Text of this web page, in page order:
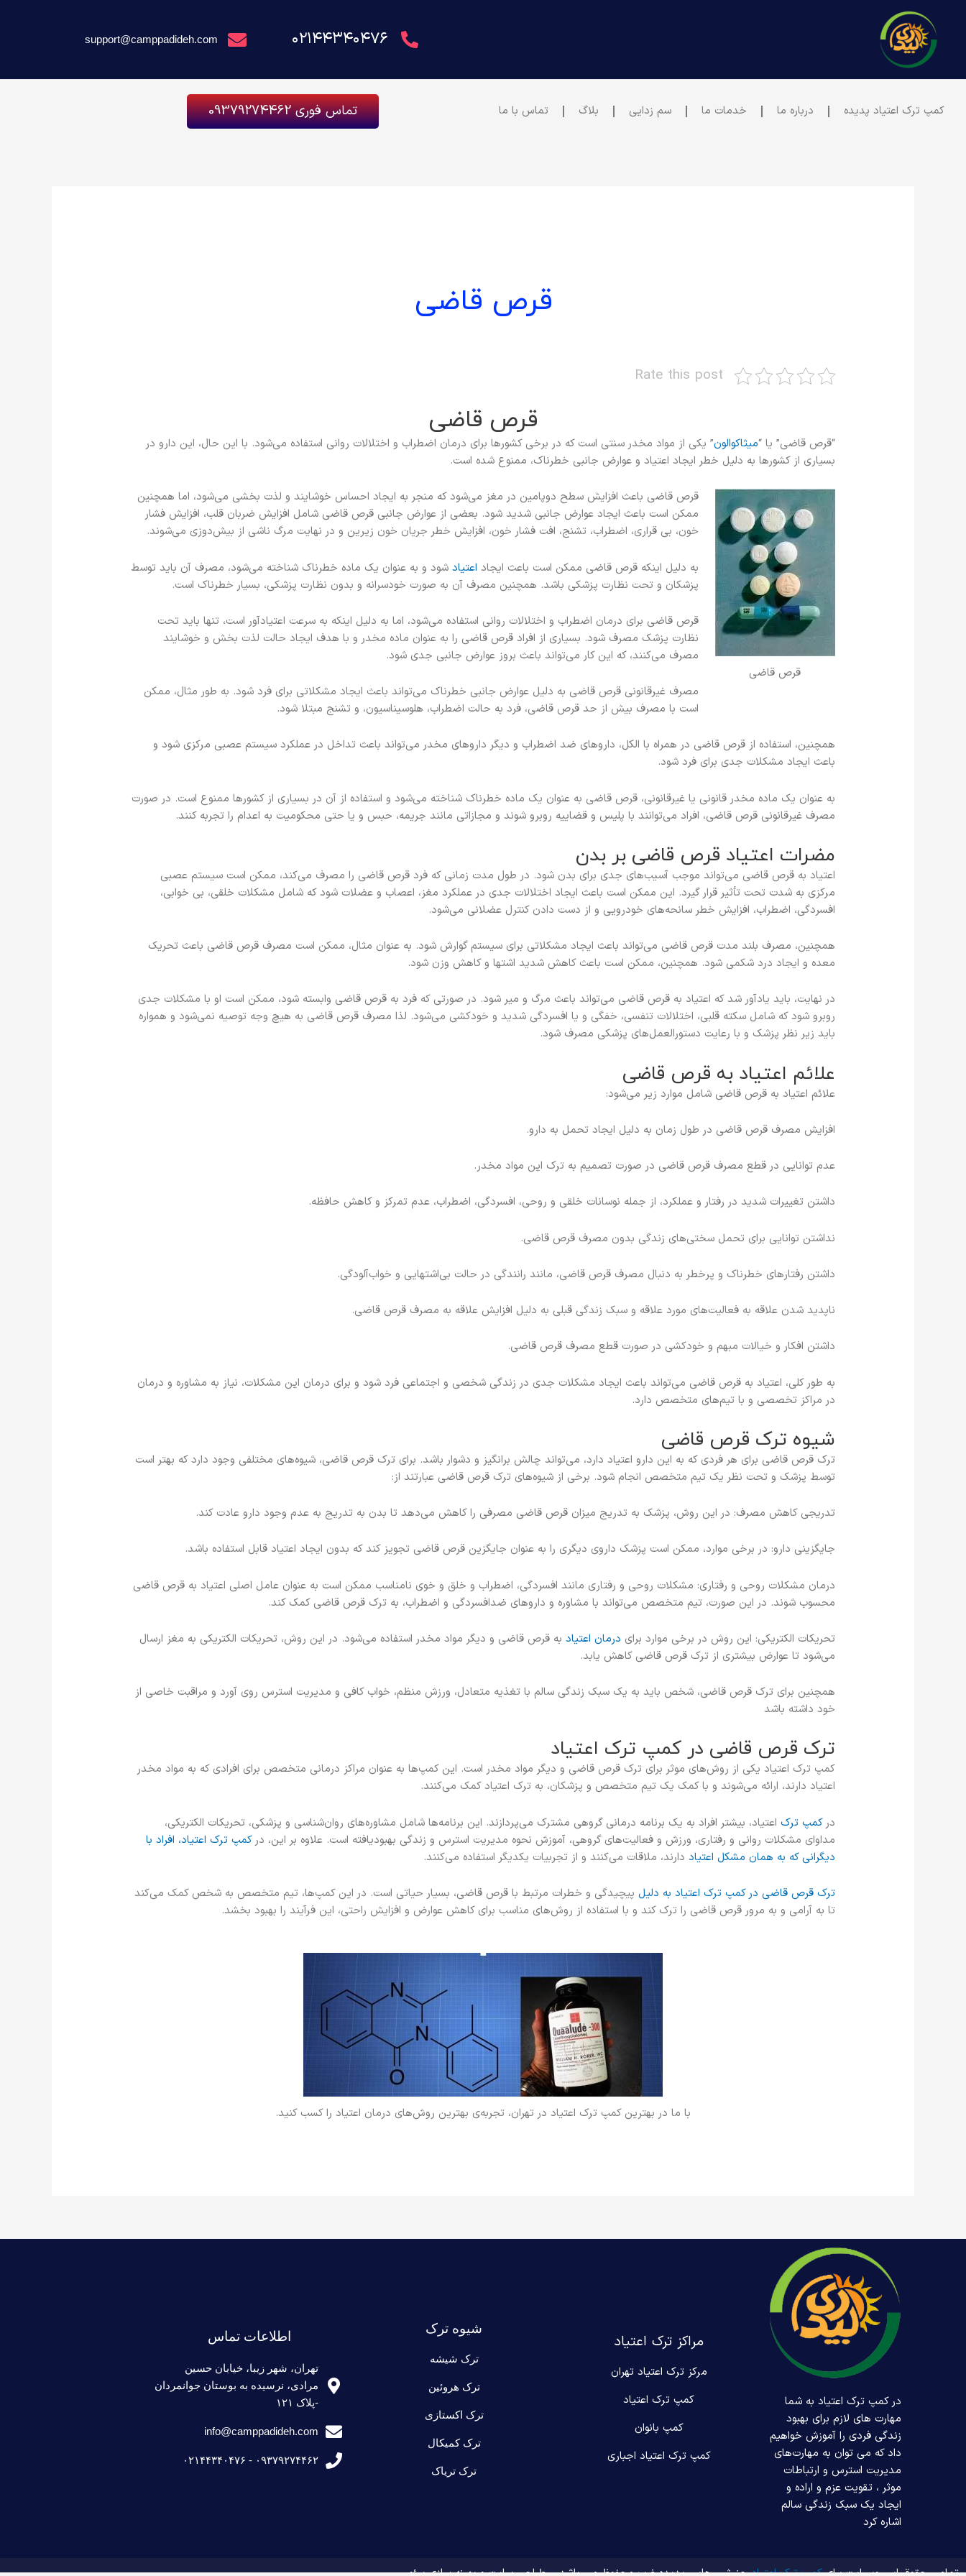
۰۲۱۴۴۳۴۰۴۷۶ support@camppadideh.com
کمپ ترک اعتیاد پدیده درباره ما خدمات ما سم زدایی بلاگ تماس با ما تماس فوری 09379274462
قرص قاضی
Rate this post
قرص قاضی
“قرص قاضی” یا “میثاکوالون” یکی از مواد مخدر سنتی است که در برخی کشورها برای درمان اضطراب و اختلالات روانی استفاده می‌شود. با این حال، این دارو در
بسیاری از کشورها به دلیل خطر ایجاد اعتیاد و عوارض جانبی خطرناک، ممنوع شده است.
قرص قاضی
قرص قاضی باعث افزایش سطح دوپامین در مغز می‌شود که منجر به ایجاد احساس خوشایند و لذت بخشی می‌شود، اما همچنین
ممکن است باعث ایجاد عوارض جانبی شدید شود. بعضی از عوارض جانبی قرص قاضی شامل افزایش ضربان قلب، افزایش فشار
خون، بی قراری، اضطراب، تشنج، افت فشار خون، افزایش خطر جریان خون زیرین و در نهایت مرگ ناشی از بیش‌دوزی می‌شوند.
به دلیل اینکه قرص قاضی ممکن است باعث ایجاد اعتیادشود و به عنوان یک ماده خطرناک شناخته می‌شود، مصرف آن باید توسط
پزشکان و تحت نظارت پزشکی باشد. همچنین مصرف آن به صورت خودسرانه و بدون نظارت پزشکی، بسیار خطرناک است.
قرص قاضی برای درمان اضطراب و اختلالات روانی استفاده می‌شود، اما به دلیل اینکه به سرعت اعتیاد‌آور است، تنها باید تحت
نظارت پزشک مصرف شود. بسیاری از افراد قرص قاضی را به عنوان ماده مخدر و با هدف ایجاد حالت لذت بخش و خوشایند
مصرف می‌کنند، که این کار می‌تواند باعث بروز عوارض جانبی جدی شود.
مصرف غیرقانونی قرص قاضی به دلیل عوارض جانبی خطرناک می‌تواند باعث ایجاد مشکلاتی برای فرد شود. به طور مثال، ممکن
است با مصرف بیش از حد قرص قاضی، فرد به حالت اضطراب، هلوسیناسیون، و تشنج مبتلا شود.
همچنین، استفاده از قرص قاضی در همراه با الکل، داروهای ضد اضطراب و دیگر داروهای مخدر می‌تواند باعث تداخل در عملکرد سیستم عصبی مرکزی شود و
باعث ایجاد مشکلات جدی برای فرد شود.
به عنوان یک ماده مخدر قانونی یا غیرقانونی، قرص قاضی به عنوان یک ماده خطرناک شناخته می‌شود و استفاده از آن در بسیاری از کشورها ممنوع است. در صورت
مصرف غیرقانونی قرص قاضی، افراد می‌توانند با پلیس و قضاییه روبرو شوند و مجازاتی مانند جریمه، حبس و یا حتی محکومیت به اعدام را تجربه کنند.
مضرات اعتیاد قرص قاضی بر بدن
اعتیاد به قرص قاضی می‌تواند موجب آسیب‌های جدی برای بدن شود. در طول مدت زمانی که فرد قرص قاضی را مصرف می‌کند، ممکن است سیستم عصبی
مرکزی به شدت تحت تأثیر قرار گیرد. این ممکن است باعث ایجاد اختلالات جدی در عملکرد مغز، اعصاب و عضلات شود که شامل مشکلات خلقی، بی خوابی،
افسردگی، اضطراب، افزایش خطر سانحه‌های خودرویی و از دست دادن کنترل عضلانی می‌شود.
همچنین، مصرف بلند مدت قرص قاضی می‌تواند باعث ایجاد مشکلاتی برای سیستم گوارش شود. به عنوان مثال، ممکن است مصرف قرص قاضی باعث تحریک
معده و ایجاد درد شکمی شود. همچنین، ممکن است باعث کاهش شدید اشتها و کاهش وزن شود.
در نهایت، باید یادآور شد که اعتیاد به قرص قاضی می‌تواند باعث مرگ و میر شود. در صورتی که فرد به قرص قاضی وابسته شود، ممکن است او با مشکلات جدی
روبرو شود که شامل سکته قلبی، اختلالات تنفسی، خفگی و یا افسردگی شدید و خودکشی می‌شود. لذا مصرف قرص قاضی به هیچ وجه توصیه نمی‌شود و همواره
باید زیر نظر پزشک و با رعایت دستورالعمل‌های پزشکی مصرف شود.
علائم اعتیاد به قرص قاضی
علائم اعتیاد به قرص قاضی شامل موارد زیر می‌شود:
افزایش مصرف قرص قاضی در طول زمان به دلیل ایجاد تحمل به دارو.
عدم توانایی در قطع مصرف قرص قاضی در صورت تصمیم به ترک این مواد مخدر.
داشتن تغییرات شدید در رفتار و عملکرد، از جمله نوسانات خلقی و روحی، افسردگی، اضطراب، عدم تمرکز و کاهش حافظه.
نداشتن توانایی برای تحمل سختی‌های زندگی بدون مصرف قرص قاضی.
داشتن رفتارهای خطرناک و پرخطر به دنبال مصرف قرص قاضی، مانند رانندگی در حالت بی‌اشتهایی و خواب‌آلودگی.
ناپدید شدن علاقه به فعالیت‌های مورد علاقه و سبک زندگی قبلی به دلیل افزایش علاقه به مصرف قرص قاضی.
داشتن افکار و خیالات مبهم و خودکشی در صورت قطع مصرف قرص قاضی.
به طور کلی، اعتیاد به قرص قاضی می‌تواند باعث ایجاد مشکلات جدی در زندگی شخصی و اجتماعی فرد شود و برای درمان این مشکلات، نیاز به مشاوره و درمان
در مراکز تخصصی و با تیم‌های متخصص دارد.
شیوه ترک قرص قاضی
ترک قرص قاضی برای هر فردی که به این دارو اعتیاد دارد، می‌تواند چالش برانگیز و دشوار باشد. برای ترک قرص قاضی، شیوه‌های مختلفی وجود دارد که بهتر است
توسط پزشک و تحت نظر یک تیم متخصص انجام شود. برخی از شیوه‌های ترک قرص قاضی عبارتند از:
تدریجی کاهش مصرف: در این روش، پزشک به تدریج میزان قرص قاضی مصرفی را کاهش می‌دهد تا بدن به تدریج به عدم وجود دارو عادت کند.
جایگزینی دارو: در برخی موارد، ممکن است پزشک داروی دیگری را به عنوان جایگزین قرص قاضی تجویز کند که بدون ایجاد اعتیاد قابل استفاده باشد.
درمان مشکلات روحی و رفتاری: مشکلات روحی و رفتاری مانند افسردگی، اضطراب و خلق و خوی نامناسب ممکن است به عنوان عامل اصلی اعتیاد به قرص قاضی
محسوب شوند. در این صورت، تیم متخصص می‌تواند با مشاوره و داروهای ضدافسردگی و اضطراب، به ترک قرص قاضی کمک کند.
تحریکات الکتریکی: این روش در برخی موارد برای درمان اعتیاد به قرص قاضی و دیگر مواد مخدر استفاده می‌شود. در این روش، تحریکات الکتریکی به مغز ارسال
می‌شود تا عوارض بیشتری از ترک قرص قاضی کاهش یابد.
همچنین برای ترک قرص قاضی، شخص باید به یک سبک زندگی سالم با تغذیه متعادل، ورزش منظم، خواب کافی و مدیریت استرس روی آورد و مراقبت خاصی از
خود داشته باشد
ترک قرص قاضی در کمپ ترک اعتیاد
کمپ ترک اعتیاد یکی از روش‌های موثر برای ترک قرص قاضی و دیگر مواد مخدر است. این کمپ‌ها به عنوان مراکز درمانی متخصص برای افرادی که به مواد مخدر
اعتیاد دارند، ارائه می‌شوند و با کمک یک تیم متخصص و پزشکان، به ترک اعتیاد کمک می‌کنند.
درکمپ ترک اعتیاد، بیشتر افراد به یک برنامه درمانی گروهی مشترک می‌پردازند. این برنامه‌ها شامل مشاوره‌های روان‌شناسی و پزشکی، تحریکات الکتریکی،
مداوای مشکلات روانی و رفتاری، ورزش و فعالیت‌های گروهی، آموزش نحوه مدیریت استرس و زندگی بهبودیافته است. علاوه بر این، درکمپ ترک اعتیاد، افراد با
دیگرانی که به همان مشکل اعتیاد دارند، ملاقات می‌کنند و از تجربیات یکدیگر استفاده می‌کنند.
ترک قرص قاضی در کمپ ترک اعتیاد به دلیل پیچیدگی و خطرات مرتبط با قرص قاضی، بسیار حیاتی است. در این کمپ‌ها، تیم متخصص به شخص کمک می‌کند
تا به آرامی و به مرور قرص قاضی را ترک کند و با استفاده از روش‌های مناسب برای کاهش عوارض و افزایش راحتی، این فرآیند را بهبود بخشد.
با ما در بهترین کمپ ترک اعتیاد در تهران، تجربه‌ی بهترین روش‌های درمان اعتیاد را کسب کنید.
در کمپ ترک اعتیاد به شما
مهارت های لازم برای بهبود
زندگی فردی را آموزش خواهیم
داد که می توان به مهارت‌های
مدیریت استرس و ارتباطات
موثر ، تقویت عزم و اراده و
ایجاد یک سبک زندگی سالم
اشاره کرد
مراکز ترک اعتیاد
مرکز ترک اعتیاد تهران
کمپ ترک اعتیاد
کمپ بانوان
کمپ ترک اعتیاد اجباری
شیوه ترک
ترک شیشه
ترک هروئین
ترک اکستازی
ترک کمیکال
ترک تریاک
اطلاعات تماس
تهران، شهر زیبا، خیابان حسین
مرادی، نرسیده به بوستان جوانمردان
-پلاک ۱۲۱
info@camppadideh.com
۰۹۳۷۹۲۷۴۴۶۲ - ۰۲۱۴۴۳۴۰۴۷۶